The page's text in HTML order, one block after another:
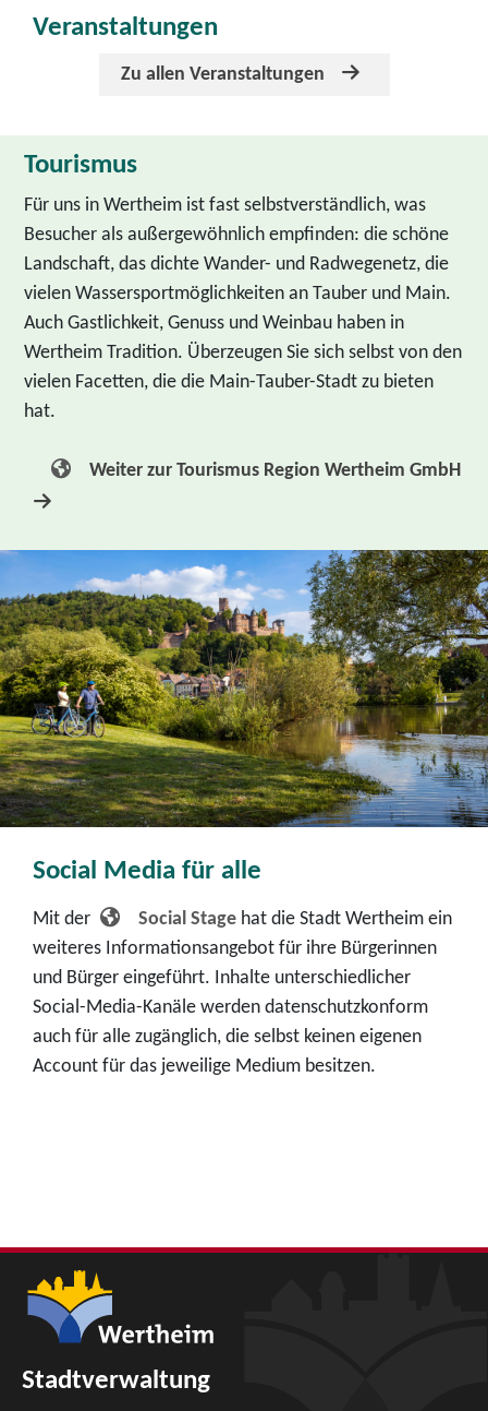
Veranstaltungen
Zu allen Veranstaltungen
Tourismus
Für uns in Wertheim ist fast selbstverständlich, was
Besucher als außergewöhnlich empfinden: die schöne
Landschaft, das dichte Wander- und Radwegenetz, die
vielen Wassersportmöglichkeiten an Tauber und Main.
Auch Gastlichkeit, Genuss und Weinbau haben in
Wertheim Tradition. Überzeugen Sie sich selbst von den
vielen Facetten, die die Main-Tauber-Stadt zu bieten
hat.
Weiter zur Tourismus Region Wertheim GmbH
Social Media für alle
Mit der Social Stage hat die Stadt Wertheim ein
weiteres Informationsangebot für ihre Bürgerinnen
und Bürger eingeführt. Inhalte unterschiedlicher
Social-Media-Kanäle werden datenschutzkonform
auch für alle zugänglich, die selbst keinen eigenen
Account für das jeweilige Medium besitzen.
Stadtverwaltung